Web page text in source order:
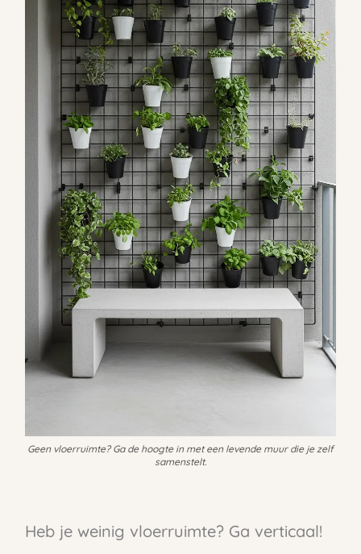
Geen vloerruimte? Ga de hoogte in met een levende muur die je zelf
samenstelt.
Heb je weinig vloerruimte? Ga verticaal!